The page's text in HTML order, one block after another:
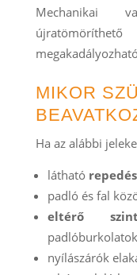
Mechanikai
MIKOR
Ha az alábbi
látható
padló és fal
eltérő
nyílászárók